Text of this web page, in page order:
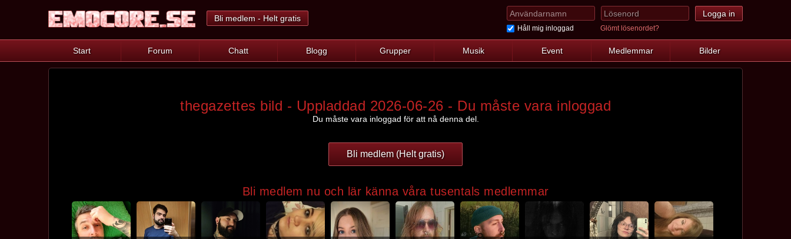
Bli medlem - Helt gratis
Håll mig inloggad Glömt lösenordet?
Start Forum Chatt Blogg Grupper Musik Event Medlemmar Bilder
thegazettes bild - Uppladdad 2026-06-26 - Du måste vara inloggad
Du måste vara inloggad för att nå denna del.
Bli medlem (Helt gratis)
Bli medlem nu och lär känna våra tusentals medlemmar